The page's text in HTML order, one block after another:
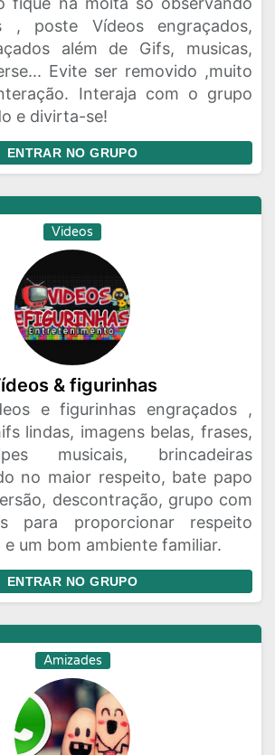
, poste Vídeos engraçados,
além de Gifs, musicas,
Evite ser removido ,muito
Interaja com o grupo
e divirta-se!
ENTRAR NO GRUPO
Videos
& figurinhas
e figurinhas engraçados ,
lindas, imagens belas, frases,
musicais, brincadeiras
no maior respeito, bate papo
descontração, grupo com
para proporcionar respeito
e um bom ambiente familiar.
ENTRAR NO GRUPO
Amizades